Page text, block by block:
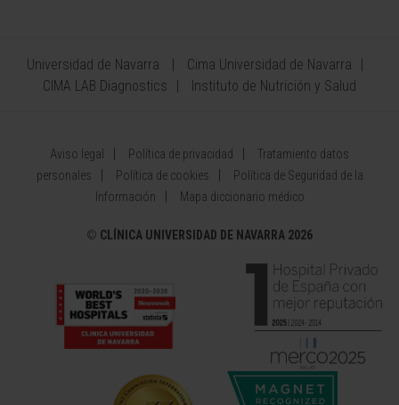
Universidad de Navarra
Cima Universidad de Navarra
CIMA LAB Diagnostics
Instituto de Nutrición y Salud
Aviso legal Política de privacidad
Tratamiento datos
personales
Política de cookies
Política de Seguridad de la
Información
Mapa diccionario médico
© CLÍNICA UNIVERSIDAD DE NAVARRA 2026